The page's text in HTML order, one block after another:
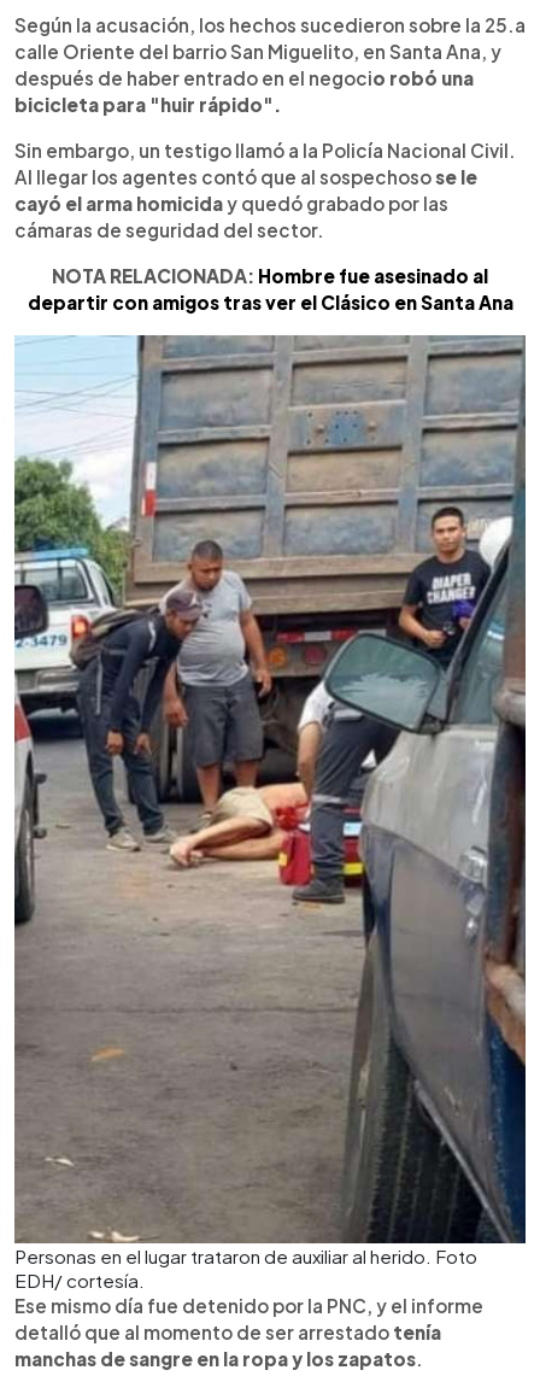
Según la acusación, los hechos sucedieron sobre la 25.a
calle Oriente del barrio San Miguelito, en Santa Ana, y
después de haber entrado en el negocio robó una
bicicleta para "huir rápido".
Sin embargo, un testigo llamó a la Policía Nacional Civil.
Al llegar los agentes contó que al sospechosose le
cayó el arma homiciday quedó grabado por las
cámaras de seguridad del sector.
NOTA RELACIONADA: Hombre fue asesinado al
departir con amigos tras ver el Clásico en Santa Ana
Personas en el lugar trataron de auxiliar al herido. Foto
EDH/ cortesía.
Ese mismo día fue detenido por la PNC, y el informe
detalló que al momento de ser arrestado tenía
manchas de sangre en la ropa y los zapatos